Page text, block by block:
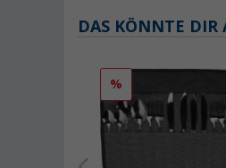
DAS KÖNNTE DIR
%